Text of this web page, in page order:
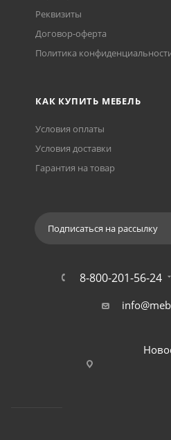
Реквизиты
Договор-оферта
Политика
КАК КУПИТЬ МЕБЕЛЬ
Условия оплаты
Условия доставки
Гарантия на товар
Подписаться на рассылку
8-800-201-56-24